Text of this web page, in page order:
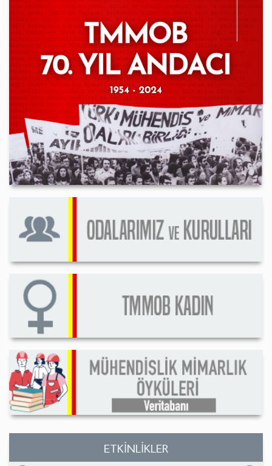
ETKİNLİKLER